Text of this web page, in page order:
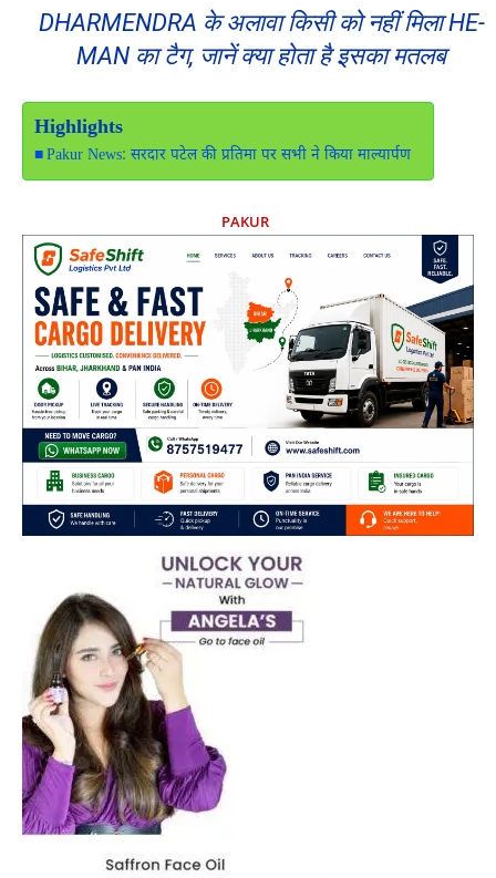
DHARMENDRA के अलावा किसी को नहीं मिला HE-
MAN का टैग, जानें क्या होता है इसका मतलब
Highlights
Pakur News: सरदार पटेल की प्रतिमा पर सभी ने किया माल्यार्पण
PAKUR